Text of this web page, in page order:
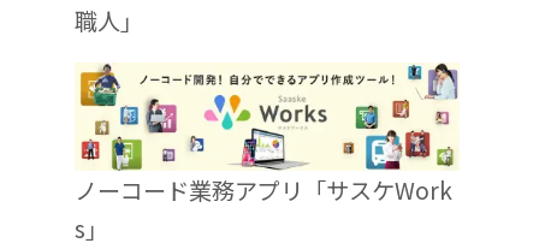
職人」
ノーコード業務アプリ「サスケWork
s」